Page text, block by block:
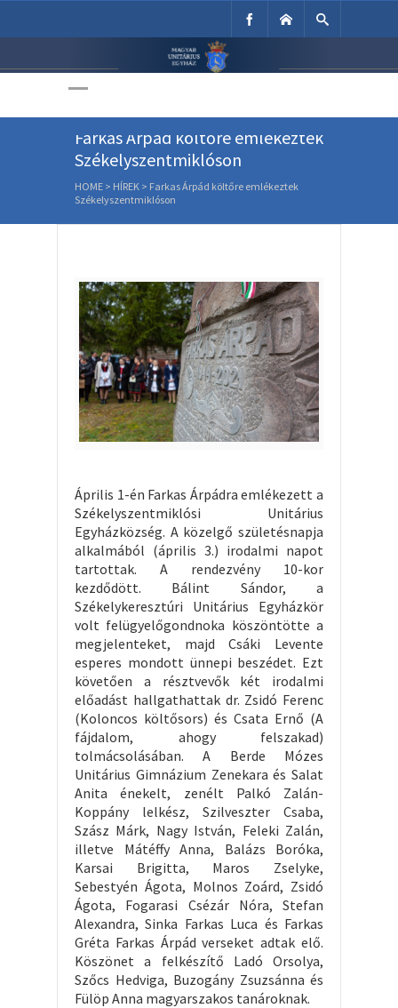
Unitárius Egyház
Farkas Árpád költőre emlékeztek
Székelyszentmiklóson
HOME > HÍREK > Farkas Árpád költőre emlékeztek
Székelyszentmiklóson
Április 1-én Farkas Árpádra emlékezett a
Székelyszentmiklósi Unitárius
Egyházközség. A közelgő születésnapja
alkalmából (április 3.) irodalmi napot
tartottak. A rendezvény 10-kor
kezdődött. Bálint Sándor, a
Székelykeresztúri Unitárius Egyházkör
volt felügyelőgondnoka köszöntötte a
megjelenteket, majd Csáki Levente
esperes mondott ünnepi beszédet. Ezt
követően a résztvevők két irodalmi
előadást hallgathattak dr. Zsidó Ferenc
(Koloncos költősors) és Csata Ernő (A
fájdalom, ahogy felszakad)
tolmácsolásában. A Berde Mózes
Unitárius Gimnázium Zenekara és Salat
Anita énekelt, zenélt Palkó Zalán-
Koppány lelkész, Szilveszter Csaba,
Szász Márk, Nagy István, Feleki Zalán,
illetve Mátéffy Anna, Balázs Boróka,
Karsai Brigitta, Maros Zselyke,
Sebestyén Ágota, Molnos Zoárd, Zsidó
Ágota, Fogarasi Csézár Nóra, Stefan
Alexandra, Sinka Farkas Luca és Farkas
Gréta Farkas Árpád verseket adtak elő.
Köszönet a felkészítő Ladó Orsolya,
Szőcs Hedviga, Buzogány Zsuzsánna és
Fülöp Anna magyarszakos tanároknak.